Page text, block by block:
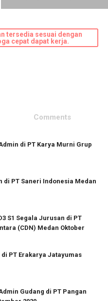
tersedia sesuai dengan
cepat dapat kerja.
Comments
di PT Karya Murni Grup
di PT Saneri Indonesia Medan
S1 Segala Jurusan di PT
(CDN) Medan Oktober
di PT Erakarya Jatayumas
Gudang di PT Pangan